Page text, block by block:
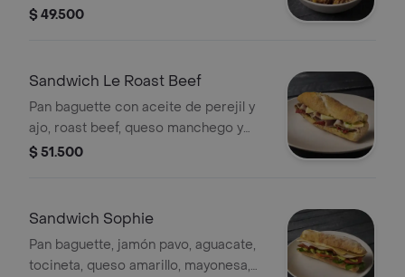
$ 49.500
Sandwich Le Roast Beef
Pan baguette con aceite de perejil y
ajo, roast beef, queso manchego y
tomates secos.
$ 51.500
Sandwich Sophie
Pan baguette, jamón pavo, aguacate,
tocineta, queso amarillo, mayonesa,